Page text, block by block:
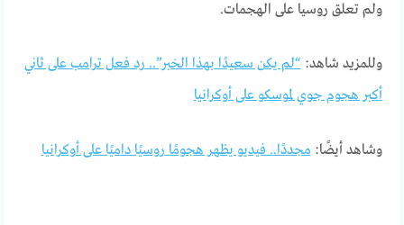
ولم تعلق روسيا على الهجمات.
وللمزيد شاهد:“لم يكن سعيدًا بهذا الخبر”.. رد فعل ترامب على ثاني
أكبر هجوم جوي لموسكو على أوكرانيا
وشاهد أيضًا: مجددًا.. فيديو يظهر هجومًا روسيًا داميًا على أوكرانيا